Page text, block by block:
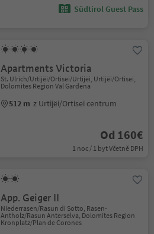
Südtirol Guest Pass
Apartments Victoria
St. Ulrich/Urtijëi/Ortisei/Urtijëi, Urtijëi/Ortisei,
Dolomites Region Val Gardena
512 m z Urtijëi/Ortisei centrum
Od 160€
1 noc / 1 byt Včetně DPH
App. Geiger II
Niederrasen/Rasun di Sotto, Rasen-
Antholz/Rasun Anterselva, Dolomites Region
Kronplatz/Plan de Corones